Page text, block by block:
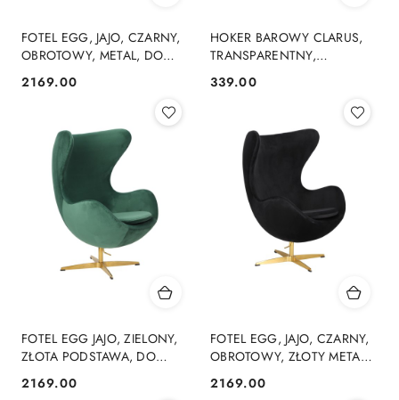
FOTEL EGG, JAJO, CZARNY,
OBROTOWY, METAL, DO
SALONU, NOWOCZESNY
Cena:
2169.00
HOKER BAROWY CLARUS,
TRANSPARENTNY,
PRZEZROCZYSTY, DO
KUCHNI, WYSPY
Cena:
339.00
FOTEL EGG JAJO, ZIELONY,
ZŁOTA PODSTAWA, DO
NOWOCZESNY
Cena:
2169.00
FOTEL EGG, JAJO, CZARNY,
OBROTOWY, ZŁOTY METAL,
NOWOCZESNY
Cena:
2169.00